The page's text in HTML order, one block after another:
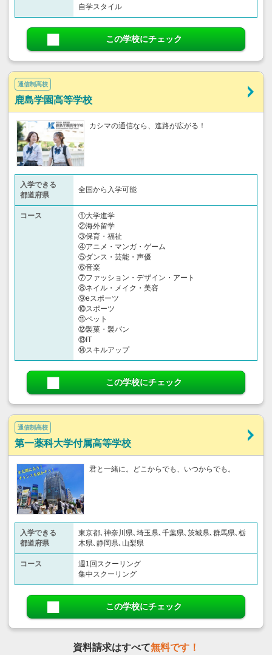
自学スタイル
この学校にチェック
通信制高校
鹿島学園高等学校
カシマの通信なら、進路が広がる！
入学できる
都道府県
全国から入学可能
コース
①大学進学
②海外留学
③保育・福祉
④アニメ・マンガ・ゲーム
⑤ダンス・芸能・声優
⑥音楽
⑦ファッション・デザイン・アート
⑧ネイル・メイク・美容
⑨eスポーツ
⑩スポーツ
⑪ペット
⑫製菓・製パン
⑬IT
⑭スキルアップ
この学校にチェック
通信制高校
第一薬科大学付属高等学校
君と一緒に。どこからでも、いつからでも。
入学できる
都道府県
東京都､神奈川県､埼玉県､千葉県､茨城県､群馬県､栃
木県､静岡県､山梨県
コース
週1回スクーリング
集中スクーリング
この学校にチェック
資料請求はすべて無料です！